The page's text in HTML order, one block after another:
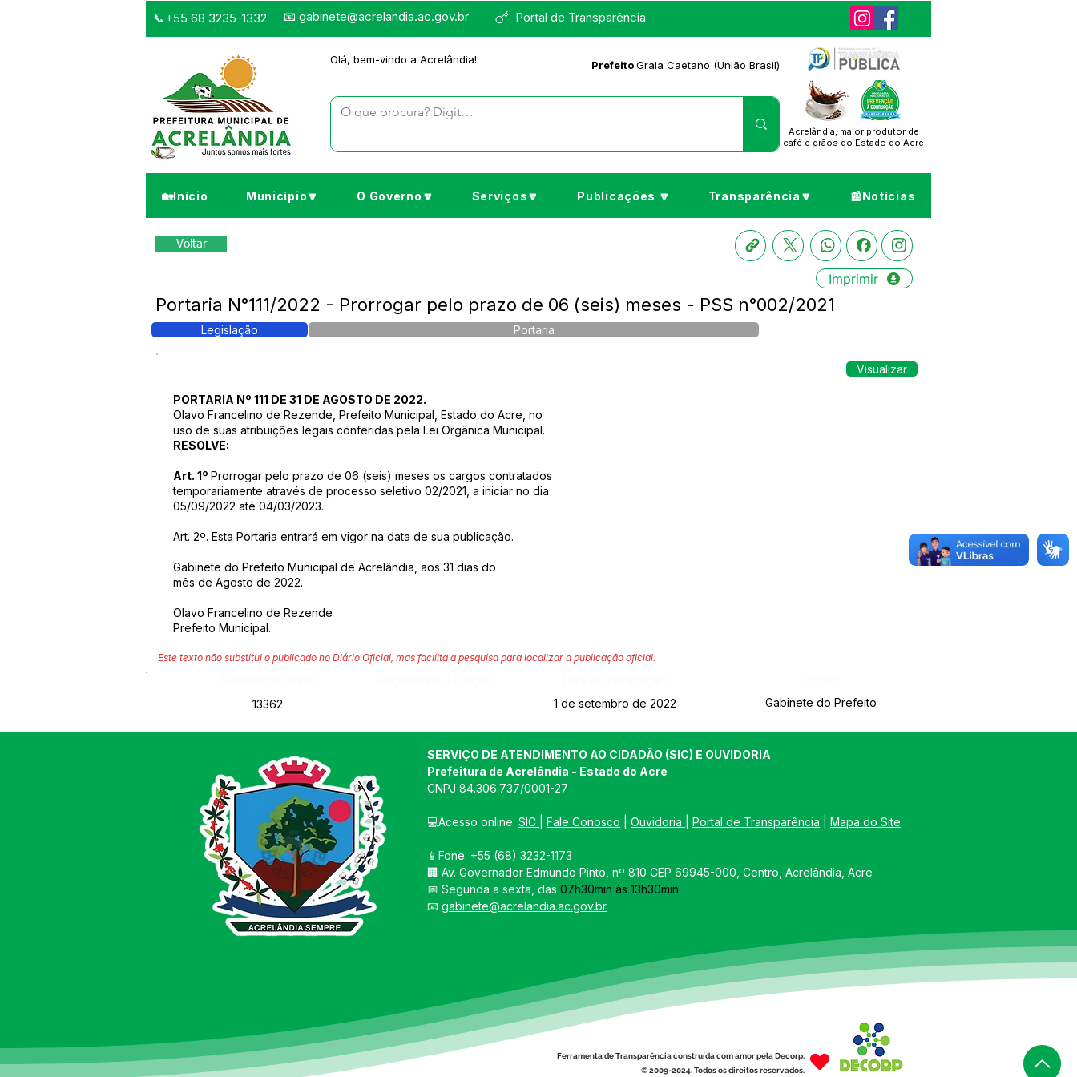
Portal de Transparência
📞+55 68 3235-1332 📧 gabinete@acrelandia.ac.gov.br
Olá, bem-vindo a Acrelândia! PrefeitoGraia Caetano (União Brasil)
Acrelândia, maior produtor de
café e grãos do Estado do Acre
🏡Início Município🔽 O Governo🔽 Serviços🔽 Publicações 🔽 Transparência🔽 📰Notícias
Voltar
Imprimir
Portaria N°111/2022 - Prorrogar pelo prazo de 06 (seis) meses - PSS n°002/2021
Legislação Portaria
Visualizar
PORTARIA Nº 111 DE 31 DE AGOSTO DE 2022.
Olavo Francelino de Rezende, Prefeito Municipal, Estado do Acre, no
uso de suas atribuições legais conferidas pela Lei Orgânica Municipal.
RESOLVE:
Art. 1º Prorrogar pelo prazo de 06 (seis) meses os cargos contratados
temporariamente através de processo seletivo 02/2021, a iniciar no dia
05/09/2022 até 04/03/2023.
Art. 2º. Esta Portaria entrará em vigor na data de sua publicação.
Gabinete do Prefeito Municipal de Acrelândia, aos 31 dias do
mês de Agosto de 2022.
Olavo Francelino de Rezende
Prefeito Municipal.
Este texto não substitui o publicado no Diário Oficial, mas facilita a pesquisa para localizar a publicação oficial.
13362
1 de setembro de 2022 Gabinete do Prefeito
SERVIÇO DE ATENDIMENTO AO CIDADÃO (SIC) E OUVIDORIA
Prefeitura de Acrelândia - Estado do Acre
CNPJ 84.306.737/0001-27
💻Acesso online: SIC Fale Conosco Ouvidoria Portal de Transparência Mapa do Site
📱Fone: +55 (68) 3232-1173
🏢 Av. Governador Edmundo Pinto, nº 810 CEP 69945-000, Centro, Acrelândia, Acre
📅 Segunda a sexta, das 07h30min às 13h30min
📧 gabinete@acrelandia.ac.gov.br
Ferramenta de Transparência construída com amor pela Decorp.
© 2009-2024. Todos os direitos reservados.